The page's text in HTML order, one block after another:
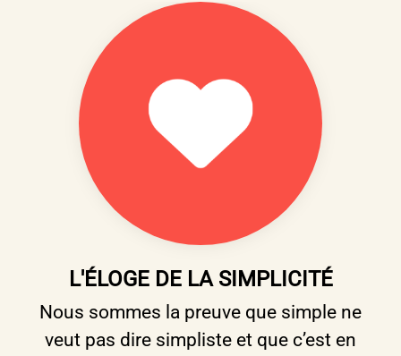
L'ÉLOGE DE LA SIMPLICITÉ
Nous sommes la preuve que simple ne
veut pas dire simpliste et que c’est en